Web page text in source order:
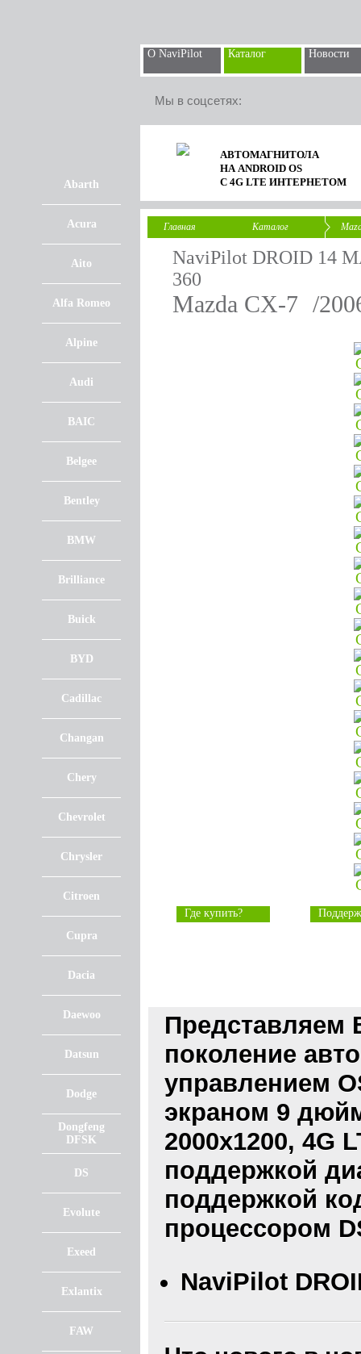
О NaviPilot Каталог Новости
Мы в соцсетях:
Abarth
Acura
Aito
Alfa Romeo
Alpine
Audi
BAIC
Belgee
Bentley
BMW
Brilliance
Buick
BYD
Cadillac
Changan
Chery
Chevrolet
Chrysler
Citroen
Cupra
Dacia
Daewoo
Datsun
Dodge
Dongfeng
DFSK
DS
Evolute
Exeed
Exlantix
FAW
АВТОМАГНИТОЛА
НА ANDROID OS
С 4G LTE ИНТЕРНЕТОМ
Главная Каталог
NaviPilot DROID 14
360
Mazda CX-7 /
Где купить?
поколение
управлением
экраном 9
2000x1200, 4G
поддержкой
поддержкой
процессором
NaviPilot